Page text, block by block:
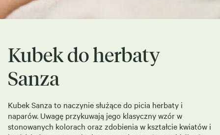
Kubek do herbaty
Sanza
Kubek Sanza to naczynie służące do picia herbaty i
naparów. Uwagę przykuwają jego klasyczny wzór w
stonowanych kolorach oraz zdobienia w kształcie kwiatów i